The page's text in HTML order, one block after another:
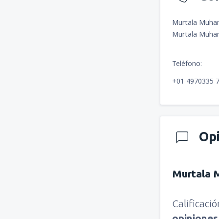
Murtala
Murtala
Teléfono:
+01 4970335 7
Murtala